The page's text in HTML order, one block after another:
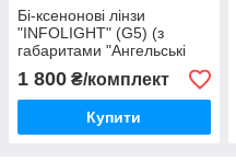
Бі-ксенонові лінзи
"INFOLIGHT" (G5) (з
габаритами "Ангельські
очі")
1 800 ₴/комплект
Купити